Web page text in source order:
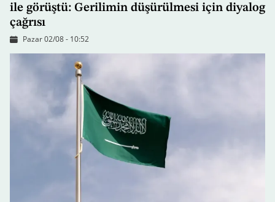
ile görüştü: Gerilimin düşürülmesi için diyalog
çağrısı
Pazar 02/08 - 10:52